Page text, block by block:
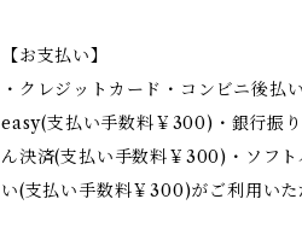
【お支払い】
・クレジットカード・コンビニ後
easy(支払い手数料￥300)・銀行振
ん決済(支払い手数料￥300)・ソフ
い(支払い手数料￥300)がご利用いた